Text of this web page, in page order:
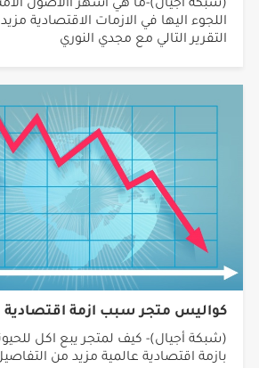
(شبكة أجيال)-ما هي أشهر االاصول
اللجوء اليها في الازمات الاقتصادية
التقرير التالي مع مجدي النوري
كواليس متجر سبب ازمة اقتصادية
(شبكة أجيال)- كيف لمتجر يبع اكل
بازمة اقتصادية عالمية مزيد من